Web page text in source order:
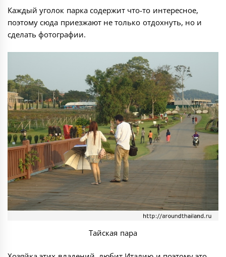
Каждый уголок парка содержит что-то интересное,
поэтому сюда приезжают не только отдохнуть, но и
сделать фотографии.
Тайская пара